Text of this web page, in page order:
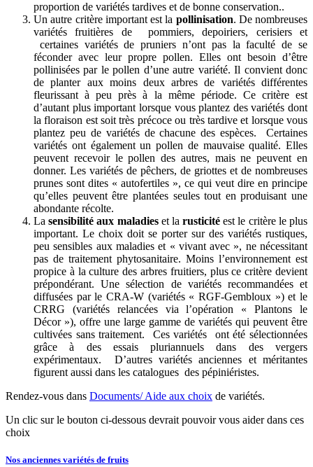
proportion de variétés tardives et de bonne conservation..
Un autre critère important est la pollinisation. De nombreuses
variétés fruitières de pommiers, depoiriers, cerisiers et
certaines variétés de pruniers n’ont pas la faculté de se
féconder avec leur propre pollen. Elles ont besoin d’être
pollinisées par le pollen d’une autre variété. Il convient donc
de planter aux moins deux arbres de variétés différentes
fleurissant à peu près à la même période. Ce critère est
d’autant plus important lorsque vous plantez des variétés dont
la floraison est soit très précoce ou très tardive et lorsque vous
plantez peu de variétés de chacune des espèces. Certaines
variétés ont également un pollen de mauvaise qualité. Elles
peuvent recevoir le pollen des autres, mais ne peuvent en
donner. Les variétés de pêchers, de griottes et de nombreuses
prunes sont dites « autofertiles », ce qui veut dire en principe
qu’elles peuvent être plantées seules tout en produisant une
abondante récolte.
Lasensibilité aux maladieset larusticitéest le critère le plus
important. Le choix doit se porter sur des variétés rustiques,
peu sensibles aux maladies et « vivant avec », ne nécessitant
pas de traitement phytosanitaire. Moins l’environnement est
propice à la culture des arbres fruitiers, plus ce critère devient
prépondérant. Une sélection de variétés recommandées et
diffusées par le CRA-W (variétés « RGF-Gembloux ») et le
CRRG (variétés relancées via l’opération « Plantons le
Décor »), offre une large gamme de variétés qui peuvent être
cultivées sans traitement. Ces variétés ont été sélectionnées
grâce à des essais pluriannuels dans des vergers
expérimentaux. D’autres variétés anciennes et méritantes
figurent aussi dans les catalogues des pépiniéristes.
Rendez-vous dans Documents/ Aide aux choix de variétés.
Un clic sur le bouton ci-dessous devrait pouvoir vous aider dans ces
choix
Nos anciennes variétés de fruits